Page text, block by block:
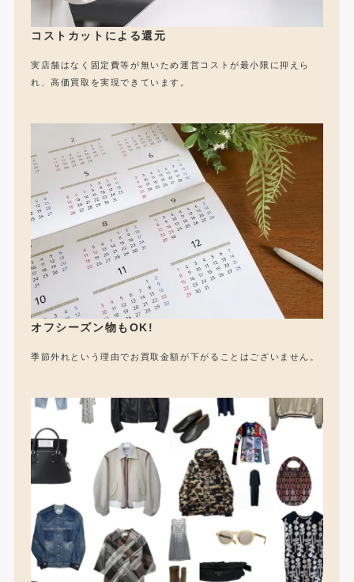
コストカットによる還元
実店舗はなく固定費等が無いため運営コストが最小限に抑えら
れ、高価買取を実現できています。
オフシーズン物もOK!
季節外れという理由でお買取金額が下がることはございません。